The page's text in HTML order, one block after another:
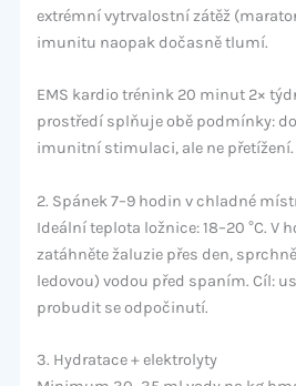
extrémní vytrvalostní zátěž
imunitu naopak dočasně tlumí.
EMS kardio trénink 20 minut 2×
prostředí splňuje obě podmínky:
imunitní stimulaci, ale ne přetížení.
2. Spánek 7–9 hodin v chladné
Ideální teplota ložnice: 18–20 °C. V
zatáhněte žaluzie přes den,
ledovou) vodou před spaním. Cíl:
probudit se odpočinutí.
3. Hydratace + elektrolyty